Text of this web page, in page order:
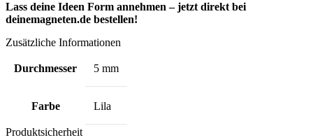
Lass deine Ideen Form annehmen – jetzt direkt bei
deinemagneten.de bestellen!
Zusätzliche Informationen
Durchmesser 5 mm
Farbe Lila
Produktsicherheit